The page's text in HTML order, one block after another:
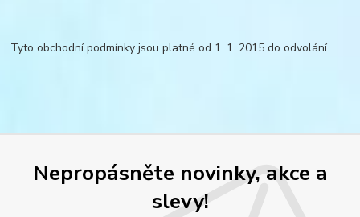
Tyto obchodní podmínky jsou platné od 1. 1. 2015 do odvolání.
Nepropásněte novinky, akce a
slevy!